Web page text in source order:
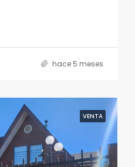
hace 5 meses
VENTA